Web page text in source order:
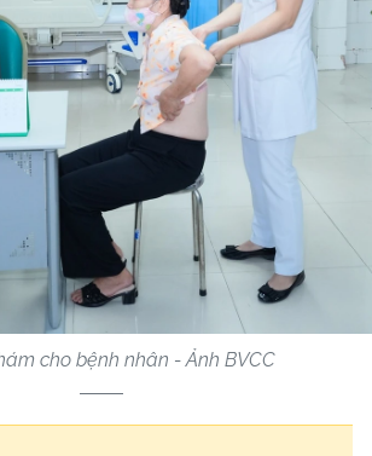
cho bệnh nhân - Ảnh BVCC